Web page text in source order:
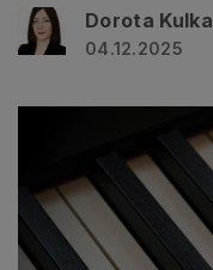
Dorota Kulka
04.12.2025